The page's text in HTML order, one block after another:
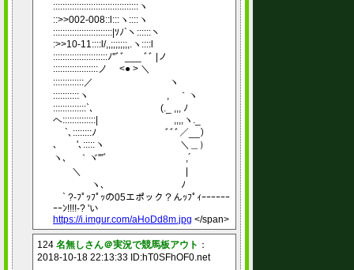
::::::::::::::::::::::::::::::::::::ヽ
::>>002-008::l:::ヽ::::ヽ
:::::::::::::::::::::::::|ｿﾉ`ヽ::::::ヽ
:>>10-11::::l/,,;;;;;;;,.ヽ::::l
:::::::::::::::::::::::ﾉ''ﾞﾞ___ ﾞﾞ |ノ
:::::::::::::::::::ノ <● > ＼
:::::::::::::／ ヽ
:::::::::::ヽ , ｀ヽ
::::::::::::::`､ (._ ,,, ﾉ
ヘ::::::::::::::| ,,,,ヽ._
`､::::::::ﾉ ﾞﾞﾞ／__）
､ '､:::::ヽ ＼＿）
ヽ､ ｀ヾ'''ﾞ ,´
＼ |
ヽ､ ﾉ
` ?-ﾌﾟｯﾌﾟｯの05エポック？んｯﾌﾟｨｰｰｰｰｰｰ
ｰｰﾝ!!!!-? 'い
https://i.imgur.com/aHoDd8m.jpg </span>
124 名無しさん＠実況で競馬板アウト ：
2018-10-18 22:13:33 ID:hT0SFhOF0.net